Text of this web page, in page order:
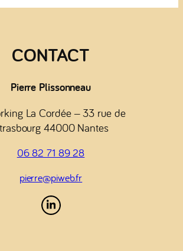
CONTACT
Pierre Plissonneau
La Cordée – 33 rue de
44000 Nantes
06 82 71 89 28
pierre@piweb.fr